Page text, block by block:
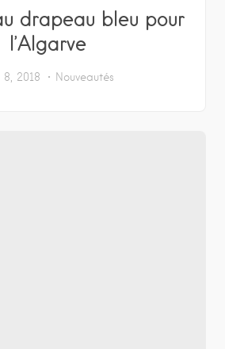
drapeau bleu pour
l’Algarve
8, 2018 Nouveautés